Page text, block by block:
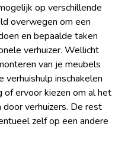
op verschillende
overwegen om een
en bepaalde taken
verhuizer. Wellicht
van je meubels
inschakelen
of ervoor kiezen om al het
verhuizers. De rest
zelf op een andere